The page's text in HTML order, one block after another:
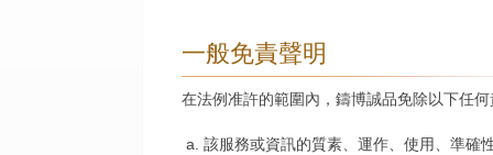
一般免責聲明
在法例准許的範圍內，鑄博誠品免除以下任
該服務或資訊的質素、運作、使用、準確